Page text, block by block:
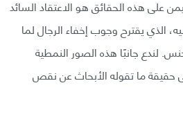
على هذه الحقائق هو الاعتقاد السائد
الذي يقترح وجوب إخفاء الرجال لما
لندع جانبًا هذه الصور النمطية
حقيقة ما تقوله الأبحاث عن نقص